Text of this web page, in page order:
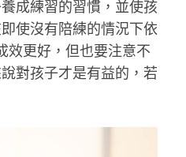
成練習的習慣，並使孩
使沒有陪練的情況下依
效更好，但也要注意不
對孩子才是有益的，若